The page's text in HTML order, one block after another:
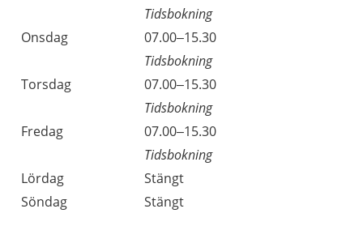
Tidsbokning
Onsdag
07.00–15.30
Tidsbokning
Torsdag
07.00–15.30
Tidsbokning
Fredag
07.00–15.30
Tidsbokning
Lördag
Stängt
Söndag
Stängt